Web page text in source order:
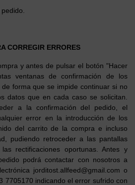
CORREGIR ERRORES
y antes de pulsar el botón "Hacer
ventanas de confirmación de los
forma que se impide continuar si no
datos que en cada caso se solicitan.
a la confirmación del pedido, el
error en la introducción de los
del carrito de la compra e incluso
pudiendo retroceder a las pantallas
rectificaciones oportunas. Antes y
podrá contactar con nosotros a
jorditost.allfeed@gmail.com o
7705170 indicando el error sufrido con